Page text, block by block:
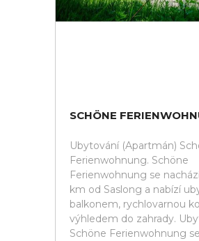
SCHÖNE
Ubytování (Apartmán)
Ferienwohnung. Schöne
Ferienwohnung se
km od Saslong a nabízí
balkonem, rychlovarnou
výhledem do zahrady.
Schöne Ferienwohnung